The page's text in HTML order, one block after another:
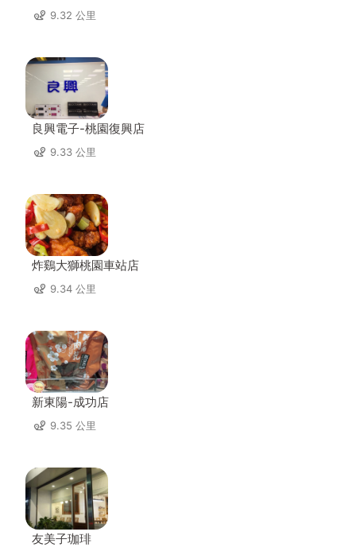
9.32 公里
良興電子-桃園復興店
9.33 公里
炸鷄大獅桃園車站店
9.34 公里
新東陽-成功店
9.35 公里
友美子珈琲